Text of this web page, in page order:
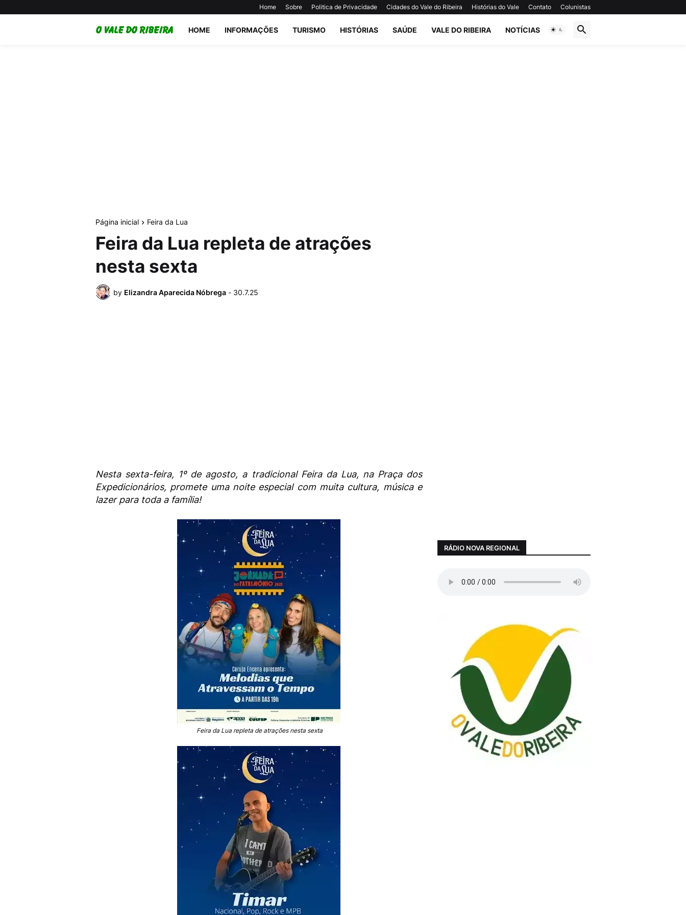
Home Sobre Politica de Privacidade Cidades do Vale do Ribeira Histórias do Vale Contato Colunistas
HOME INFORMAÇÕES TURISMO HISTÓRIAS SAÚDE VALE DO RIBEIRA NOTÍCIAS
Página inicial Feira da Lua
Feira da Lua repleta de atrações
nesta sexta
by Elizandra Aparecida Nóbrega - 30.7.25
Nesta sexta-feira, 1º de agosto, a tradicional Feira da Lua, na Praça dos
Expedicionários, promete uma noite especial com muita cultura, música e
lazer para toda a família!
Feira da Lua repleta de atrações nesta sexta
RÁDIO NOVA REGIONAL